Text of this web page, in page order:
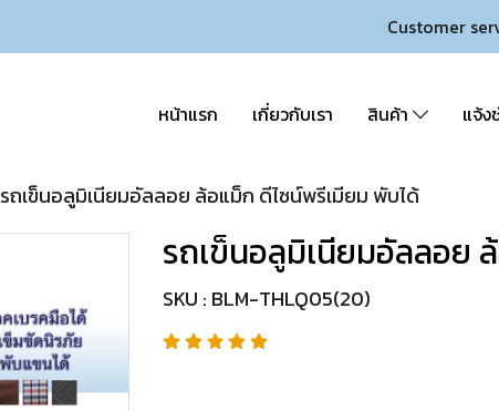
Customer
หน้าแรก เกี่ยวกับเรา สินค้า แจ้ง
รถเข็นอลูมิเนียมอัลลอย ล้อแม็ก ดีไซน์พรีเมียม พับได้
รถเข็นอลูมิเนียมอัลลอย
SKU : BLM-THLQ05(20)